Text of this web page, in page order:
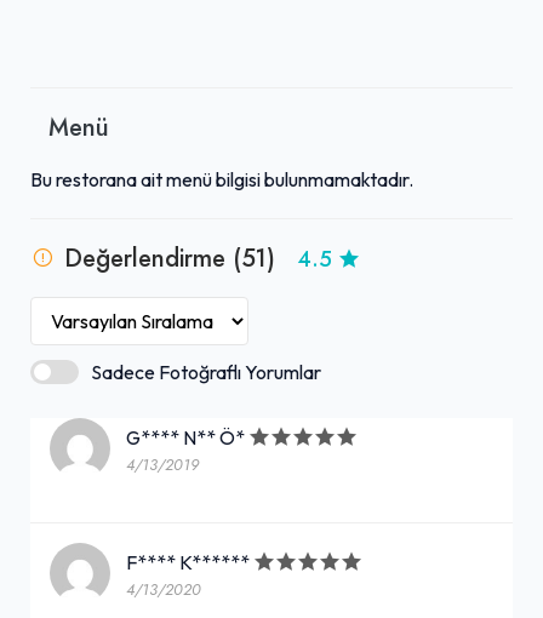
Menü
Bu restorana ait menü bilgisi bulunmamaktadır.
Değerlendirme (51) 4.5
Sadece Fotoğraflı Yorumlar
G**** N** Ö*
4/13/2019
F**** K******
4/13/2020